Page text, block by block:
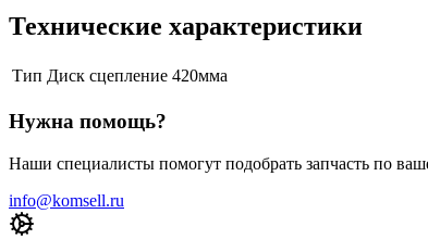
Технические характеристики
Тип Диск сцепление 420мма
Нужна помощь?
Наши специалисты помогут подобрать запчасть по
info@komsell.ru